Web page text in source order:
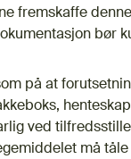
fremskaffe
bør
på at
ved
må